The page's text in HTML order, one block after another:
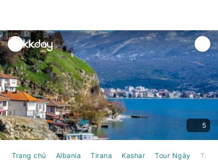
unread
notifications
5
Trang chủ Albania Tirana Kashar Tour Ngày Tour tham quan Ohrid có hướng dẫn viên, bao gồm vé vào lâu đài, khởi hành từ Tirana.